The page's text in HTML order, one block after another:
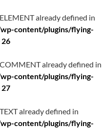
already defined in
content/plugins/flying-
26
already defined in
content/plugins/flying-
27
already defined in
content/plugins/flying-